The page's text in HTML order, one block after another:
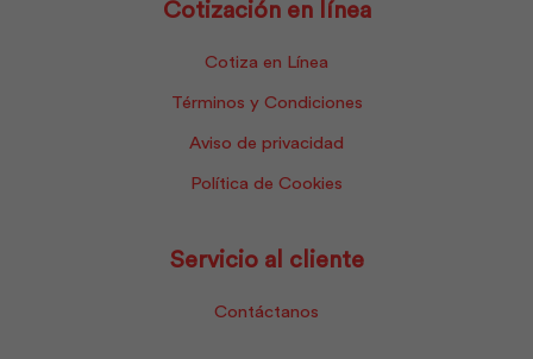
Cotización en línea
Cotiza en Línea
Términos y Condiciones
Aviso de privacidad
Política de Cookies
Servicio al cliente
Contáctanos